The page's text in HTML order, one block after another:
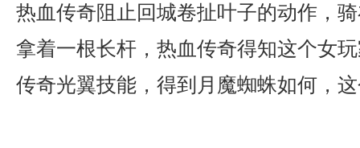
热血传奇阻止回城卷扯叶子的动作，
拿着一根长杆，热血传奇得知这个女
传奇光翼技能，得到月魔蜘蛛如何，